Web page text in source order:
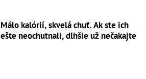
Málo kalórií, skvelá chuť. Ak ste ich
ešte neochutnali, dlhšie už nečakajte